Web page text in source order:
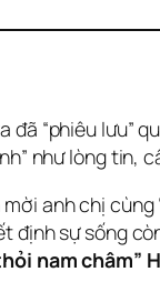
đã “phiêu lưu”
như lòng tin,
anh chị
định sự sống
nam châm”